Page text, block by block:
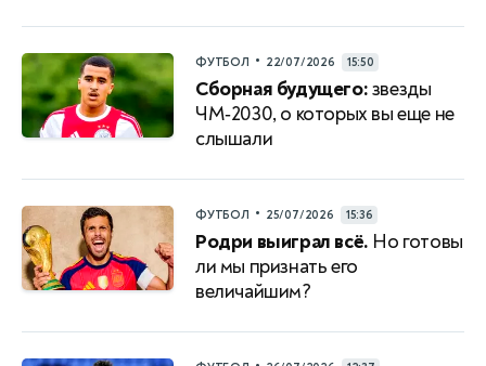
ФУТБОЛ • 22/07/2026 15:50
Сборная будущего:звезды
ЧМ‑2030, о которых вы еще не
слышали
ФУТБОЛ • 25/07/2026 15:36
Родри выиграл всё. Но готовы
ли мы признать его
величайшим?